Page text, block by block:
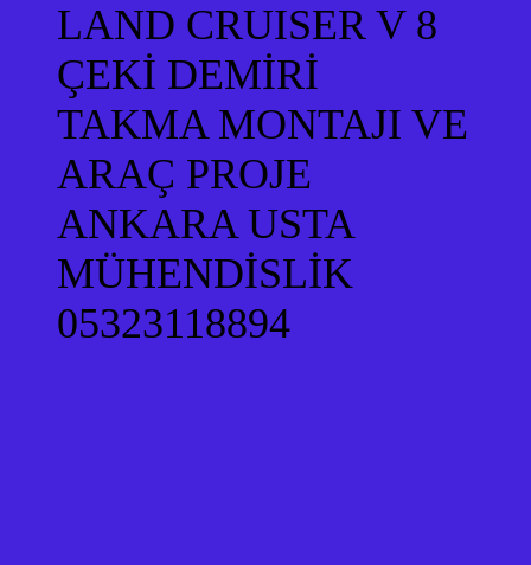
LAND CRUISER V 8
ÇEKİ DEMİRİ
TAKMA MONTAJI VE
ARAÇ PROJE
ANKARA USTA
MÜHENDİSLİK
05323118894